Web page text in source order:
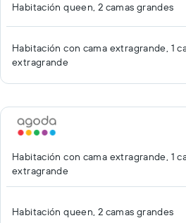
Habitación queen, 2 camas grandes
Habitación con cama extragrande, 1
extragrande
Habitación con cama extragrande, 1
extragrande
Habitación queen, 2 camas grandes